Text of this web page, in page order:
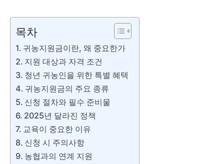
목차
귀농지원금이란, 왜 중요한가
지원 대상과 자격 조건
청년 귀농인을 위한 특별 혜택
귀농지원금의 주요 종류
신청 절차와 필수 준비물
2025년 달라진 정책
교육이 중요한 이유
신청 시 주의사항
농협과의 연계 지원